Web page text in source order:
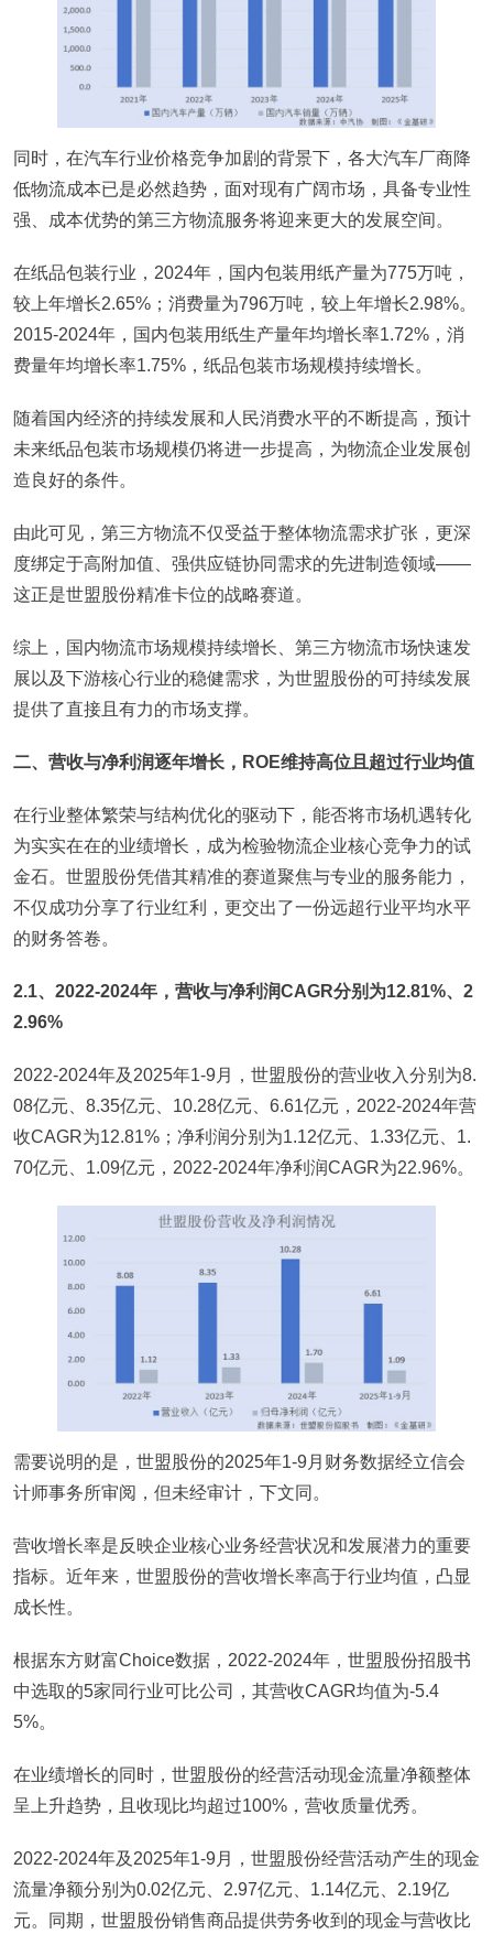
同时，在汽车行业价格竞争加剧的背景下，各大汽车厂商降
低物流成本已是必然趋势，面对现有广阔市场，具备专业性
强、成本优势的第三方物流服务将迎来更大的发展空间。
在纸品包装行业，2024年，国内包装用纸产量为775万吨，
较上年增长2.65%；消费量为796万吨，较上年增长2.98%。
2015-2024年，国内包装用纸生产量年均增长率1.72%，消
费量年均增长率1.75%，纸品包装市场规模持续增长。
随着国内经济的持续发展和人民消费水平的不断提高，预计
未来纸品包装市场规模仍将进一步提高，为物流企业发展创
造良好的条件。
由此可见，第三方物流不仅受益于整体物流需求扩张，更深
度绑定于高附加值、强供应链协同需求的先进制造领域——
这正是世盟股份精准卡位的战略赛道。
综上，国内物流市场规模持续增长、第三方物流市场快速发
展以及下游核心行业的稳健需求，为世盟股份的可持续发展
提供了直接且有力的市场支撑。
二、营收与净利润逐年增长，ROE维持高位且超过行业均值
在行业整体繁荣与结构优化的驱动下，能否将市场机遇转化
为实实在在的业绩增长，成为检验物流企业核心竞争力的试
金石。世盟股份凭借其精准的赛道聚焦与专业的服务能力，
不仅成功分享了行业红利，更交出了一份远超行业平均水平
的财务答卷。
2.1、2022-2024年，营收与净利润CAGR分别为12.81%、2
2.96%
2022-2024年及2025年1-9月，世盟股份的营业收入分别为8.
08亿元、8.35亿元、10.28亿元、6.61亿元，2022-2024年营
收CAGR为12.81%；净利润分别为1.12亿元、1.33亿元、1.
70亿元、1.09亿元，2022-2024年净利润CAGR为22.96%。
需要说明的是，世盟股份的2025年1-9月财务数据经立信会
计师事务所审阅，但未经审计，下文同。
营收增长率是反映企业核心业务经营状况和发展潜力的重要
指标。近年来，世盟股份的营收增长率高于行业均值，凸显
成长性。
根据东方财富Choice数据，2022-2024年，世盟股份招股书
中选取的5家同行业可比公司，其营收CAGR均值为-5.4
5%。
在业绩增长的同时，世盟股份的经营活动现金流量净额整体
呈上升趋势，且收现比均超过100%，营收质量优秀。
2022-2024年及2025年1-9月，世盟股份经营活动产生的现金
流量净额分别为0.02亿元、2.97亿元、1.14亿元、2.19亿
元。同期，世盟股份销售商品提供劳务收到的现金与营收比